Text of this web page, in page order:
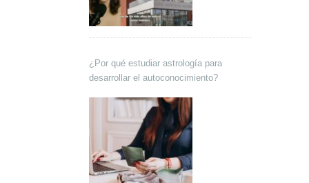
¿Por qué estudiar astrología para
desarrollar el autoconocimiento?